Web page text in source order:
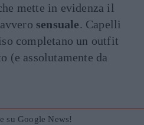
mette in evidenza il
sensuale. Capelli
completano un outfit
(e assolutamente da
su Google News!